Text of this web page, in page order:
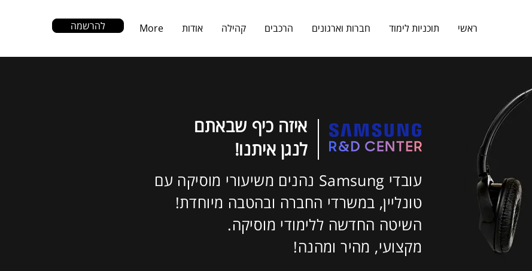
להרשמה ראשי תוכניות לימוד חברות וארגונים הרכבים קהילה אודות More
איזה כיף שבאתם
לנגן איתנו!
עובדי Samsung נהנים משיעורי מוסיקה עם
טונליין, במשרדי החברה ובהטבה מיוחדת!
השיטה החדשה ללימודי מוסיקה.
מקצועי, מהיר ומהנה!